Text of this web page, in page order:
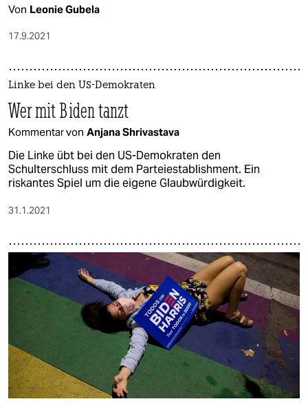
Von Leonie Gubela
17.9.2021
Linke bei den US-Demokraten
Wer mit Biden tanzt
Kommentar von Anjana Shrivastava
Die Linke übt bei den US-Demokraten den
Schulterschluss mit dem Parteiestablishment. Ein
riskantes Spiel um die eigene Glaubwürdigkeit.
31.1.2021